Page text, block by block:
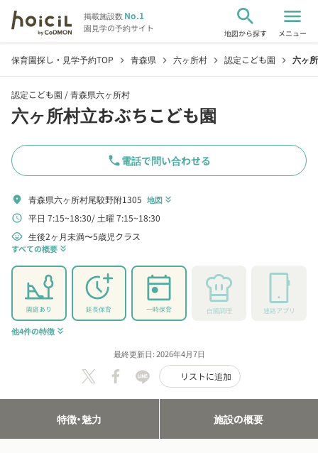
掲載施設数No.1
園見学の予約サイト
search
地図から探す
menu
メニュー
保育園探し・見学予約TOP chevron_right 青森県 chevron_right 六ヶ所村 chevron_right 認定こども園 chevron_right 六ヶ
認定こども園 /青森県六ヶ所村
六ヶ所村立おぶちこども園
phone電話で問い合わせる
location_on 青森県六ヶ所村尾駮野附1305 地図 keyboard_double_arrow_down
schedule 平日 7:15~18:30 土曜 7:15~18:30
child_care 生後2ヶ月未満〜5歳児クラス
すべての概要 keyboard_double_arrow_down
園庭あり 延長保育 一時保育 自園調理 連絡アプリ
他4件の特徴 keyboard_double_arrow_down
最終更新日: 2026年4月7日
リストに追加
特徴・魅力 施設の概要